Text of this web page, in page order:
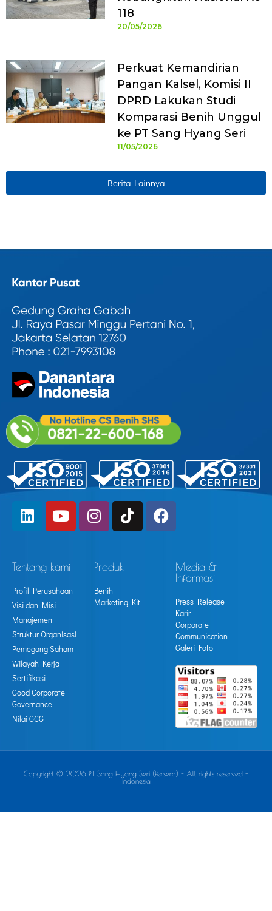
118
20/05/2026
Perkuat Kemandirian
Pangan Kalsel, Komisi II
DPRD Lakukan Studi
Komparasi Benih Unggul
ke PT Sang Hyang Seri
11/05/2026
Berita Lainnya
Tentang kami
Profil Perusahaan
Visi dan Misi
Manajemen
Struktur Organisasi
Pemegang Saham
Wilayah Kerja
Sertifikasi
Good Corporate
Governance
Nilai GCG
Produk
Benih
Marketing Kit
Media &
Informasi
Press Release
Karir
Corporate
Communication
Galeri Foto
Copyright © 2026 PT Sang Hyang Seri (Persero) - All rights reserved -
Indonesia